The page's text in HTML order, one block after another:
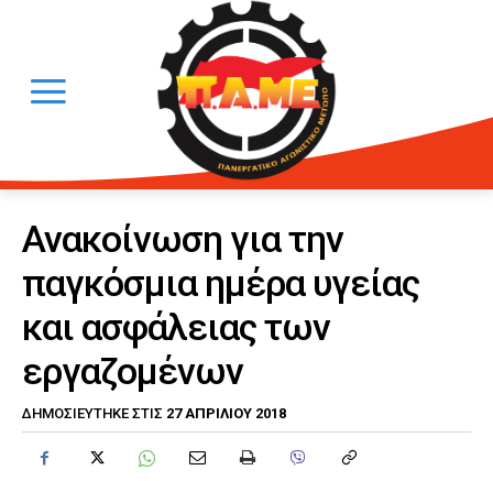
Ανακοίνωση για την
παγκόσμια ημέρα υγείας
και ασφάλειας των
εργαζομένων
ΔΗΜΟΣΙΕΎΤΗΚΕ ΣΤΙΣ 27 ΑΠΡΙΛΊΟΥ 2018